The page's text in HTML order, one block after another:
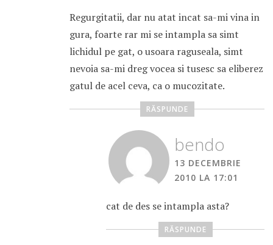
Regurgitatii, dar nu atat incat sa-mi vina in
gura, foarte rar mi se intampla sa simt
lichidul pe gat, o usoara raguseala, simt
nevoia sa-mi dreg vocea si tusesc sa eliberez
gatul de acel ceva, ca o mucozitate.
RĂSPUNDE
bendo
13 DECEMBRIE
2010 LA 17:01
cat de des se intampla asta?
RĂSPUNDE